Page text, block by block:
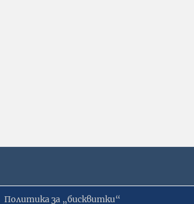
Политика за „бисквитки“